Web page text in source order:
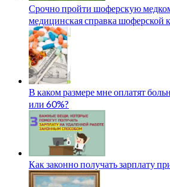
Срочно пройти шоферскую
медицинская справка шоферской
В каком размере мне оплатят
или 60%?
Как законно получать зарплату